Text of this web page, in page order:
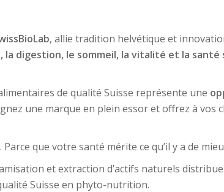
, allie tradition helvétique et
la digestion, le sommeil, la vitalité et la santé
de qualité Suisse représente une
une marque en plein essor et offrez à vos
que votre santé mérite ce qu’il y a de
et extraction d’actifs naturels
Suisse en phyto-nutrition.